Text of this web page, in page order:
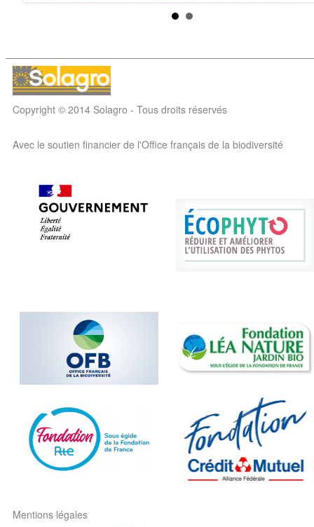
Copyright © 2014 Solagro - Tous droits réservés
Avec le soutien financier de l'Office français de la biodiversité
Mentions légales